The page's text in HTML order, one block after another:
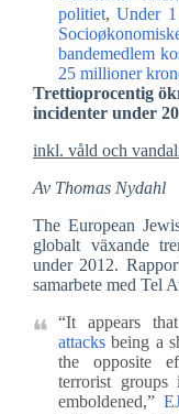
politiet,Under
bandemedlem
25 millioner
Trettioprocentig
incidenter under
inkl. våld och
Av Thomas Nydahl
The European
globalt växande
under 2012.
samarbete med Tel
“It appears
attacks being a
the opposite
terrorist groups
emboldened,”